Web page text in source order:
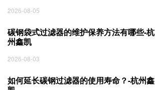
2026-08-05
碳钢袋式过滤器的维护保养方法有哪些-杭
州鑫凯
2026-08-03
如何延长碳钢过滤器的使用寿命？-杭州鑫